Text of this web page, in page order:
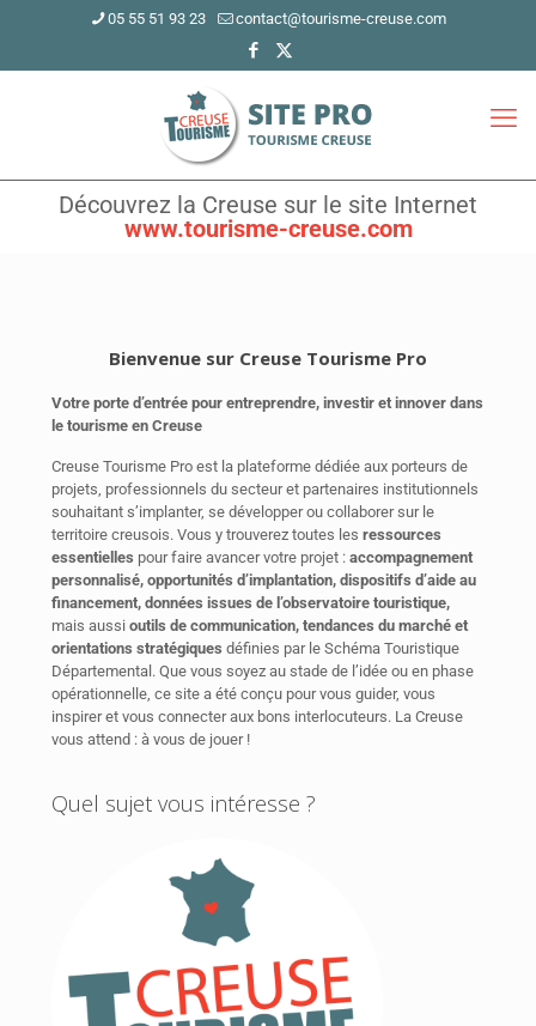
05 55 51 93 23 contact@tourisme-creuse.com
Découvrez la Creuse sur le site Internet
www.tourisme-creuse.com
Bienvenue sur Creuse Tourisme Pro
Votre porte d’entrée pour entreprendre, investir et innover dans
le tourisme en Creuse
Creuse Tourisme Pro est la plateforme dédiée aux porteurs de
projets, professionnels du secteur et partenaires institutionnels
souhaitant s’implanter, se développer ou collaborer sur le
territoire creusois. Vous y trouverez toutes les ressources
essentielles pour faire avancer votre projet : accompagnement
personnalisé, opportunités d’implantation, dispositifs d’aide au
financement, données issues de l’observatoire touristique,
mais aussi outils de communication, tendances du marché et
orientations stratégiques définies par le Schéma Touristique
Départemental. Que vous soyez au stade de l’idée ou en phase
opérationnelle, ce site a été conçu pour vous guider, vous
inspirer et vous connecter aux bons interlocuteurs. La Creuse
vous attend : à vous de jouer !
Quel sujet vous intéresse ?